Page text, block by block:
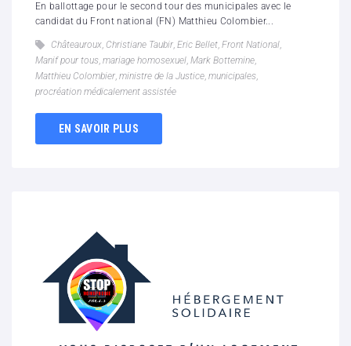
En ballottage pour le second tour des municipales avec le
candidat du Front national (FN) Matthieu Colombier...
Châteauroux, Christiane Taubir, Eric Bellet, Front National,
Manif pour tous, mariage homosexuel, Mark Bottemine,
Matthieu Colombier, ministre de la Justice, municipales,
procréation médicalement assistée
EN SAVOIR PLUS